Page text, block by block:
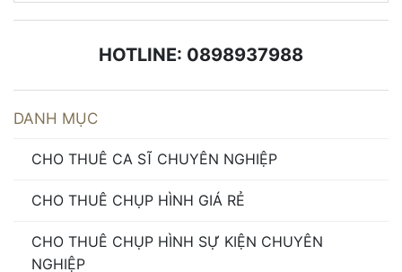
HOTLINE: 0898937988
DANH MỤC
CHO THUÊ CA SĨ CHUYÊN NGHIỆP
CHO THUÊ CHỤP HÌNH GIÁ RẺ
CHO THUÊ CHỤP HÌNH SỰ KIỆN CHUYÊN
NGHIỆP